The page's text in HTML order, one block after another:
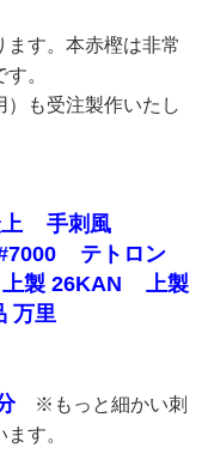
す。本赤樫は非常
。
も受注製作いたし
手刺風
テトロン
上製 26KAN
上製
万里
※もっと細かい刺
す。